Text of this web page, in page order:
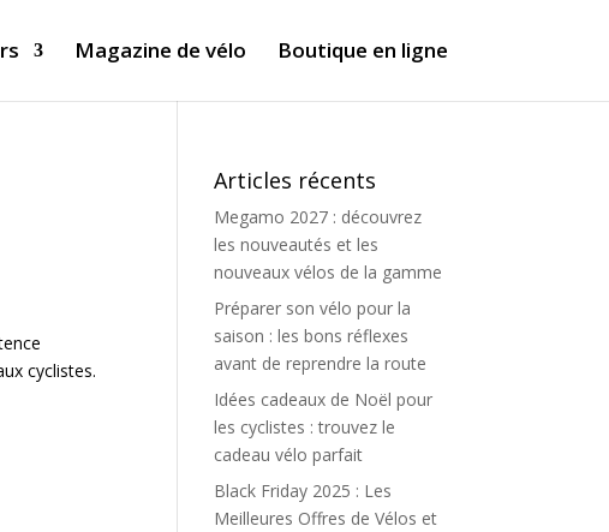
Magazine de vélo Boutique en ligne
cyclistes.
Articles récents
Megamo 2027 : découvrez
les nouveautés et les
nouveaux vélos de la gamme
Préparer son vélo pour la
saison : les bons réflexes
avant de reprendre la route
Idées cadeaux de Noël pour
les cyclistes : trouvez le
cadeau vélo parfait
Black Friday 2025 : Les
Meilleures Offres de Vélos et